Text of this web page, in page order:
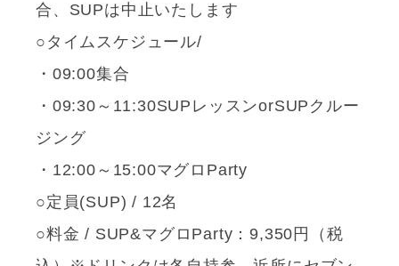
合、SUPは中止いたします
○タイムスケジュール/
・09:00集合
・09:30～11:30SUPレッスンorSUPクルー
ジング
・12:00～15:00マグロParty
○定員(SUP) / 12名
○料金 / SUP&マグロParty：9,350円（税